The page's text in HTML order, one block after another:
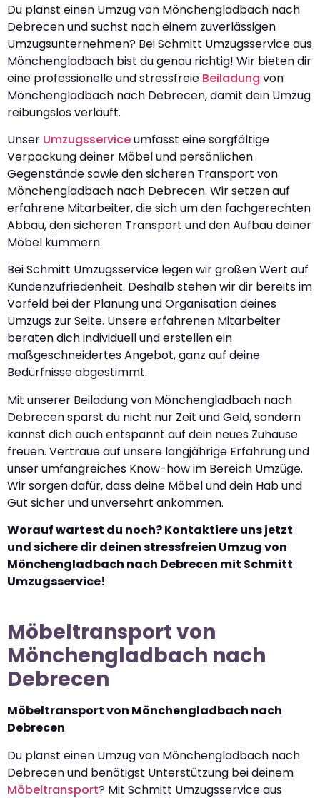
Du planst einen Umzug von Mönchengladbach nach
Debrecen und suchst nach einem zuverlässigen
Umzugsunternehmen? Bei Schmitt Umzugsservice aus
Mönchengladbach bist du genau richtig! Wir bieten dir
eine professionelle und stressfreie Beiladung von
Mönchengladbach nach Debrecen, damit dein Umzug
reibungslos verläuft.
Unser Umzugsserviceumfasst eine sorgfältige
Verpackung deiner Möbel und persönlichen
Gegenstände sowie den sicheren Transport von
Mönchengladbach nach Debrecen. Wir setzen auf
erfahrene Mitarbeiter, die sich um den fachgerechten
Abbau, den sicheren Transport und den Aufbau deiner
Möbel kümmern.
Bei Schmitt Umzugsservice legen wir großen Wert auf
Kundenzufriedenheit. Deshalb stehen wir dir bereits im
Vorfeld bei der Planung und Organisation deines
Umzugs zur Seite. Unsere erfahrenen Mitarbeiter
beraten dich individuell und erstellen ein
maßgeschneidertes Angebot, ganz auf deine
Bedürfnisse abgestimmt.
Mit unserer Beiladung von Mönchengladbach nach
Debrecen sparst du nicht nur Zeit und Geld, sondern
kannst dich auch entspannt auf dein neues Zuhause
freuen. Vertraue auf unsere langjährige Erfahrung und
unser umfangreiches Know-how im Bereich Umzüge.
Wir sorgen dafür, dass deine Möbel und dein Hab und
Gut sicher und unversehrt ankommen.
Worauf wartest du noch? Kontaktiere uns jetzt
und sichere dir deinen stressfreien Umzug von
Mönchengladbach nach Debrecen mit Schmitt
Umzugsservice!
Möbeltransport von
Mönchengladbach nach
Debrecen
Möbeltransport von Mönchengladbach nach
Debrecen
Du planst einen Umzug von Mönchengladbach nach
Debrecen und benötigst Unterstützung bei deinem
Möbeltransport? Mit Schmitt Umzugsservice aus